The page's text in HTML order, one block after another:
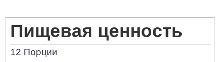
Пищевая ценность
12 Порции